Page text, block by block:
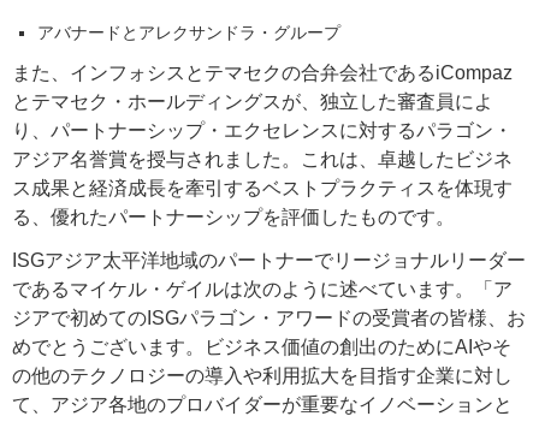
アバナードとアレクサンドラ・グループ
また、インフォシスとテマセクの合弁会社であるiCompaz
とテマセク・ホールディングスが、独立した審査員によ
り、パートナーシップ・エクセレンスに対するパラゴン・
アジア名誉賞を授与されました。これは、卓越したビジネ
ス成果と経済成長を牽引するベストプラクティスを体現す
る、優れたパートナーシップを評価したものです。
ISGアジア太平洋地域のパートナーでリージョナルリーダー
であるマイケル・ゲイルは次のように述べています。「ア
ジアで初めてのISGパラゴン・アワードの受賞者の皆様、お
めでとうございます。ビジネス価値の創出のためにAIやそ
の他のテクノロジーの導入や利用拡大を目指す企業に対し
て、アジア各地のプロバイダーが重要なイノベーションと